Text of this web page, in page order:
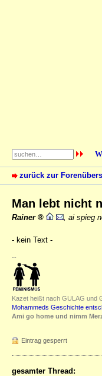
zurück zur
Man lebt nicht
Rainer ai spieg
- kein Text -
--
Kazet heißt nach GULAG und
Mohammeds Geschichte
Ami go home und nimm
Eintrag gesperrt
gesamter Thread: